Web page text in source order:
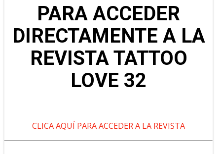
PARA ACCEDER
DIRECTAMENTE A LA
REVISTA TATTOO
LOVE 32
CLICA AQUÍ PARA ACCEDER A LA REVISTA